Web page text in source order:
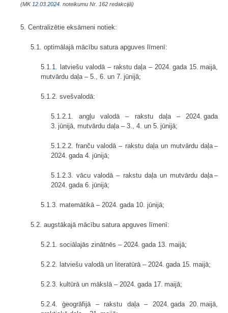
(MK 12.03.2024. noteikumu Nr. 162 redakcijā)
5. Centralizētie eksāmeni notiek:
5.1. optimālajā mācību satura apguves līmenī:
5.1. 1.
latviešu valodā – rakstu daļa – 2024. gada 15. maijā,
mutvārdu daļa – 5., 6. un 7. jūnijā;
5.1.2. svešvalodā:
5.1.2.1. angļu valodā – rakstu daļa – 2024. gada
3. jūnijā, mutvārdu daļa – 3., 4. un 5. jūnijā;
5.1.2.2. franču valodā – rakstu daļa un mutvārdu daļa –
2024. gada 4. jūnijā;
5.1.2.3. vācu valodā – rakstu daļa un mutvārdu daļa –
2024. gada 6. jūnijā;
5.1.3. matemātikā – 2024. gada 10. jūnijā;
5.2. augstākajā mācību satura apguves līmenī:
5.2.1. sociālajās zinātnēs – 2024. gada 13. maijā;
5.2.2. latviešu valodā un literatūrā – 2024. gada 15. maijā;
5.2.3. kultūrā un mākslā – 2024. gada 17. maijā;
5.2.4. ģeogrāfijā – rakstu daļa – 2024. gada 20. maijā,